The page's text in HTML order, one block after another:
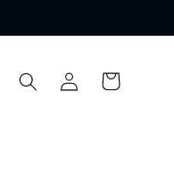
EinloggenWarenkorb